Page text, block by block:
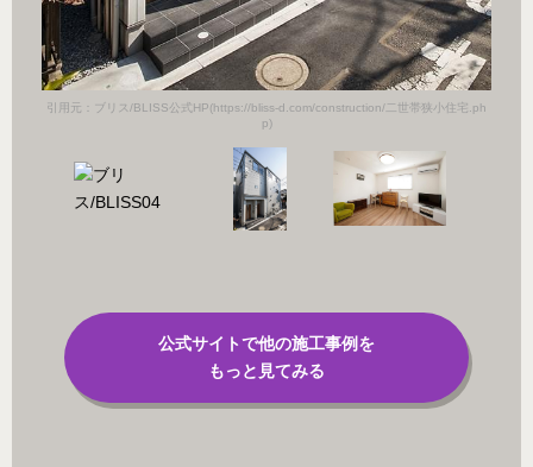
引用元：ブリス/BLISS公式HP(https://bliss-d.com/construction/二世帯狭小住宅.ph
p)
公式サイトで他の施工事例を
もっと見てみる